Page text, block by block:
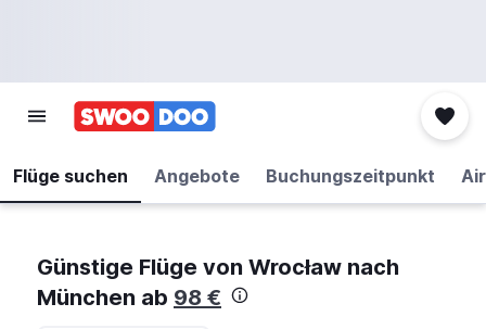
Flüge suchen Angebote Buchungszeitpunkt
Günstige Flüge von Wrocław nach
München ab 98 €